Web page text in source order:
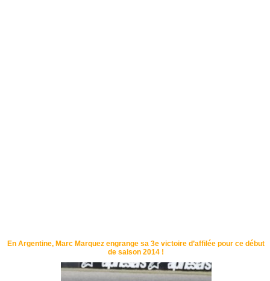
En Argentine, Marc Marquez engrange sa 3e victoire d’affilée pour ce début
de saison 2014 !